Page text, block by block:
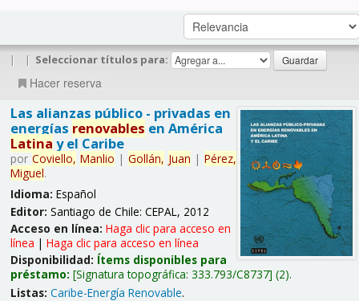
| | Seleccionar títulos para:
Hacer reserva
Las alianzas público - privadas en
energías renovables en América
Latina y el Caribe
por Coviello, Manlio | Gollán, Juan | Pérez,
Miguel.
Idioma: Español
Editor: Santiago de Chile: CEPAL, 2012
Acceso en línea: Haga clic para acceso en
línea | Haga clic para acceso en línea
Disponibilidad: Ítems disponibles para
préstamo: Signatura topográfica: 333.793/C8737 (2).
Listas: Caribe-Energía Renovable.